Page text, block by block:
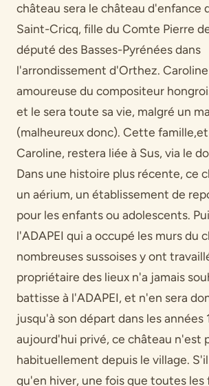
château sera le château d'enfance
Saint-Cricq, fille du Comte Pierre
député des Basses-Pyrénées dans
l'arrondissement d'Orthez.
amoureuse du compositeur
et le sera toute sa vie, malgré un
(malheureux donc). Cette
Caroline, restera liée à Sus, via le
Dans une histoire plus récente, ce
un aérium, un établissement de
pour les enfants ou adolescents.
l'ADAPEI qui a occupé les murs du
nombreuses sussoises y ont
propriétaire des lieux n'a jamais
battisse à l'ADAPEI, et n'en sera
jusqu'à son départ dans les années
aujourd'hui privé, ce château n'est
habituellement depuis le village.
qu'en hiver, une fois que toutes les